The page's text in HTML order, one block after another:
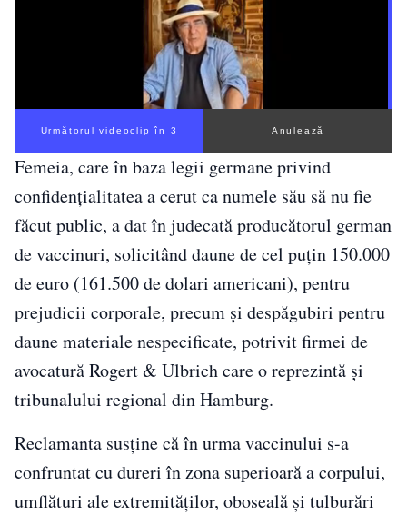
Următorul videoclip în 2 Anulează
Femeia, care în baza legii germane privind
confidenţialitatea a cerut ca numele său să nu fie
făcut public, a dat în judecată producătorul german
de vaccinuri, solicitând daune de cel puţin 150.000
de euro (161.500 de dolari americani), pentru
prejudicii corporale, precum şi despăgubiri pentru
daune materiale nespecificate, potrivit firmei de
avocatură Rogert & Ulbrich care o reprezintă şi
tribunalului regional din Hamburg.
Reclamanta susţine că în urma vaccinului s-a
confruntat cu dureri în zona superioară a corpului,
umflături ale extremităţilor, oboseală şi tulburări